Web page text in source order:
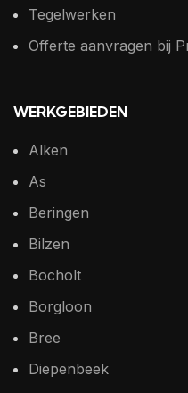
Tegelwerken
Offerte aanvragen bij
WERKGEBIEDEN
Alken
As
Beringen
Bilzen
Bocholt
Borgloon
Bree
Diepenbeek